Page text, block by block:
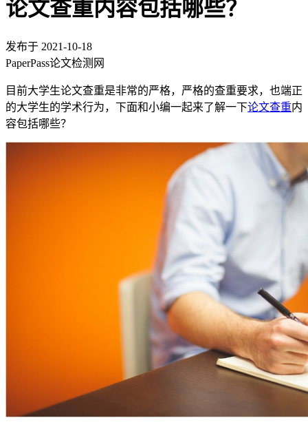
论文查重内容包括哪些？
发布于 2021-10-18
PaperPass论文检测网
目前大学生论文查重是非常的严格，严格的查重要求，也端正
的大学生的学术行为，下面和小编一起来了解一下论文查重内
容包括哪些？